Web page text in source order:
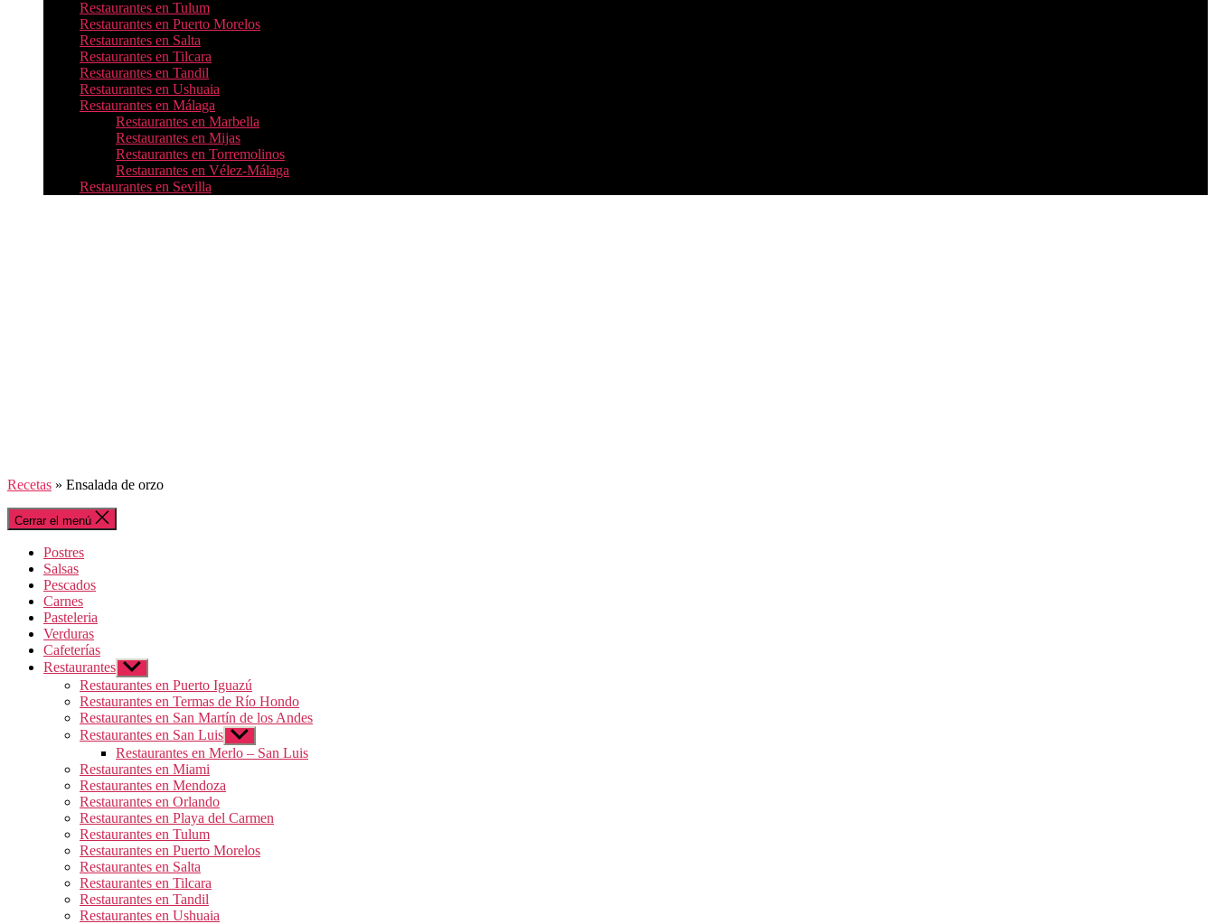
Restaurantes en Tulum
Restaurantes en Puerto Morelos
Restaurantes en Salta
Restaurantes en Tilcara
Restaurantes en Tandil
Restaurantes en Ushuaia
Restaurantes en Málaga
Restaurantes en Marbella
Restaurantes en Mijas
Restaurantes en Torremolinos
Restaurantes en Vélez-Málaga
Restaurantes en Sevilla
Recetas » Ensalada de orzo
Cerrar el menú
Postres
Salsas
Pescados
Carnes
Pasteleria
Verduras
Cafeterías
Restaurantes Mostrar
el
submenú
Restaurantes en Puerto Iguazú
Restaurantes en Termas de Río Hondo
Restaurantes en San Martín de los Andes
Restaurantes en San Luis Mostrar
el
submenú
Restaurantes en Merlo – San Luis
Restaurantes en Miami
Restaurantes en Mendoza
Restaurantes en Orlando
Restaurantes en Playa del Carmen
Restaurantes en Tulum
Restaurantes en Puerto Morelos
Restaurantes en Salta
Restaurantes en Tilcara
Restaurantes en Tandil
Restaurantes en Ushuaia